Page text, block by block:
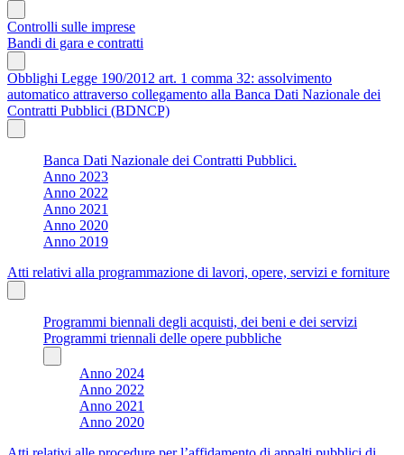
Controlli sulle imprese
Bandi di gara e contratti
Obblighi Legge 190/2012 art. 1 comma 32: assolvimento
automatico attraverso collegamento alla Banca Dati Nazionale dei
Contratti Pubblici (BDNCP)
Banca Dati Nazionale dei Contratti Pubblici.
Anno 2023
Anno 2022
Anno 2021
Anno 2020
Anno 2019
Atti relativi alla programmazione di lavori, opere, servizi e forniture
Programmi biennali degli acquisti, dei beni e dei servizi
Programmi triennali delle opere pubbliche
Anno 2024
Anno 2022
Anno 2021
Anno 2020